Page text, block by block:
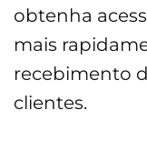
obtenha
mais
recebimento
clientes.